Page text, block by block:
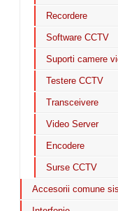
Recordere
Software CCTV
Suporti camere
Testere CCTV
Transceivere
Video Server
Encodere
Surse CCTV
Accesorii comune